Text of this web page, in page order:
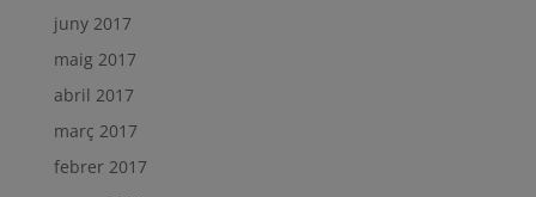
juny 2017
maig 2017
abril 2017
març 2017
febrer 2017